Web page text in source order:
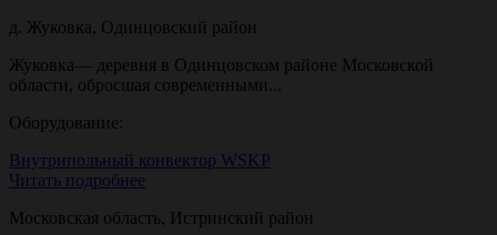
д. Жуковка, Одинцовский район
Жуковка— деревня в Одинцовском районе Московской
области, обросшая современными...
Оборудование:
Внутрипольный конвектор WSKP
Читать подробнее
Московская область, Истринский район